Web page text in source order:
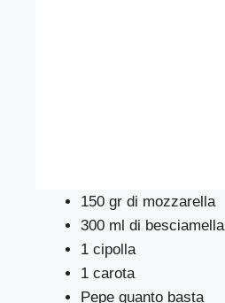
150 gr di mozzarella
300 ml di besciamella
1 cipolla
1 carota
Pepe quanto basta